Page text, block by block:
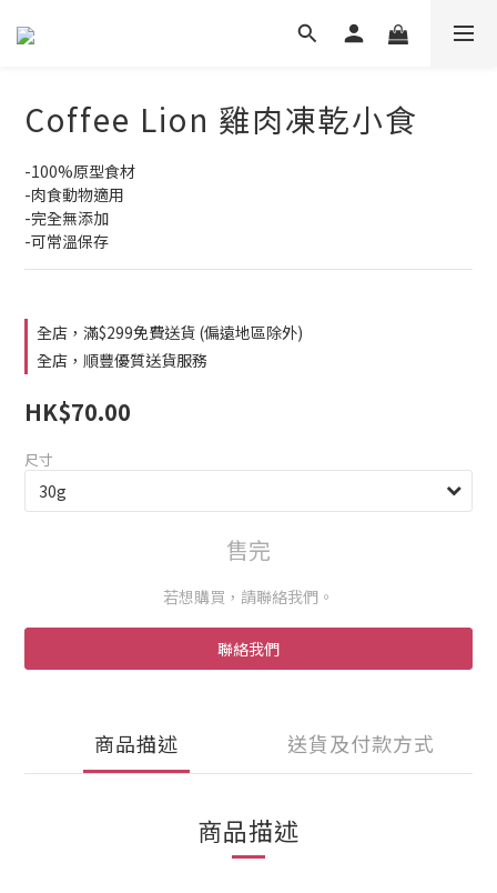
Coffee Lion 雞肉凍乾小食
-100%原型食材
-肉食動物適用
-完全無添加
-可常溫保存
全店，滿$299免費送貨 (偏遠地區除外)
全店，順豐優質送貨服務
HK$70.00
尺寸
售完
若想購買，請聯絡我們。
聯絡我們
商品描述 送貨及付款方式
商品描述